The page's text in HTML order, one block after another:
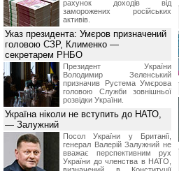
рахунок доходів від
заморожених російських
активів.
Указ президента: Умєров призначений
головою СЗР, Клименко —
секретарем РНБО
Президент України
Володимир Зеленський
призначив Pустема Умєрова
головою Служби зовнішньої
розвідки України.
Україна ніколи не вступить до НАТО,
— Залужний
Посол України у Британії,
генерал Валерій Залужний не
вважає перспективним рух
України до членства в НАТО,